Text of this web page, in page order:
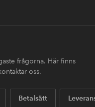
frågorna. Här finns
oss.
Betalsätt